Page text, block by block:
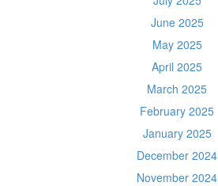
June 2025
May 2025
April 2025
March 2025
February 2025
January 2025
December 2024
November 2024